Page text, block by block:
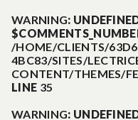
WARNING:
/HOME/CLIENTS/
4BC83/SITES/
CONTENT/THEMES/
LINE 35
WARNING: